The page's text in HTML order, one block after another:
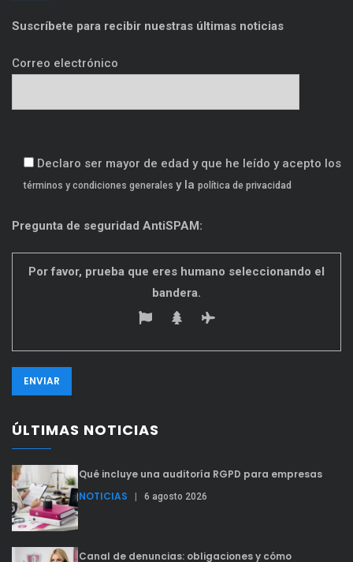
Suscríbete para recibir nuestras últimas noticias
Correo electrónico
Declaro ser mayor de edad y que he leído y acepto los
términos y condiciones generales y la política de privacidad
Pregunta de seguridad AntiSPAM:
Por favor, prueba que eres humano seleccionando el
bandera.
ÚLTIMAS NOTICIAS
Qué incluye una auditoría RGPD para empresas
NOTICIAS
| 6 agosto 2026
Canal de denuncias: obligaciones y cómo